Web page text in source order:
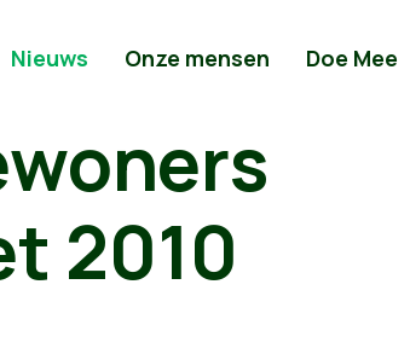
Nieuws Onze mensen Doe Mee
2010